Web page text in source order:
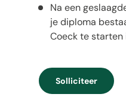
Na een
je diploma
Coeck te starten
Solliciteer